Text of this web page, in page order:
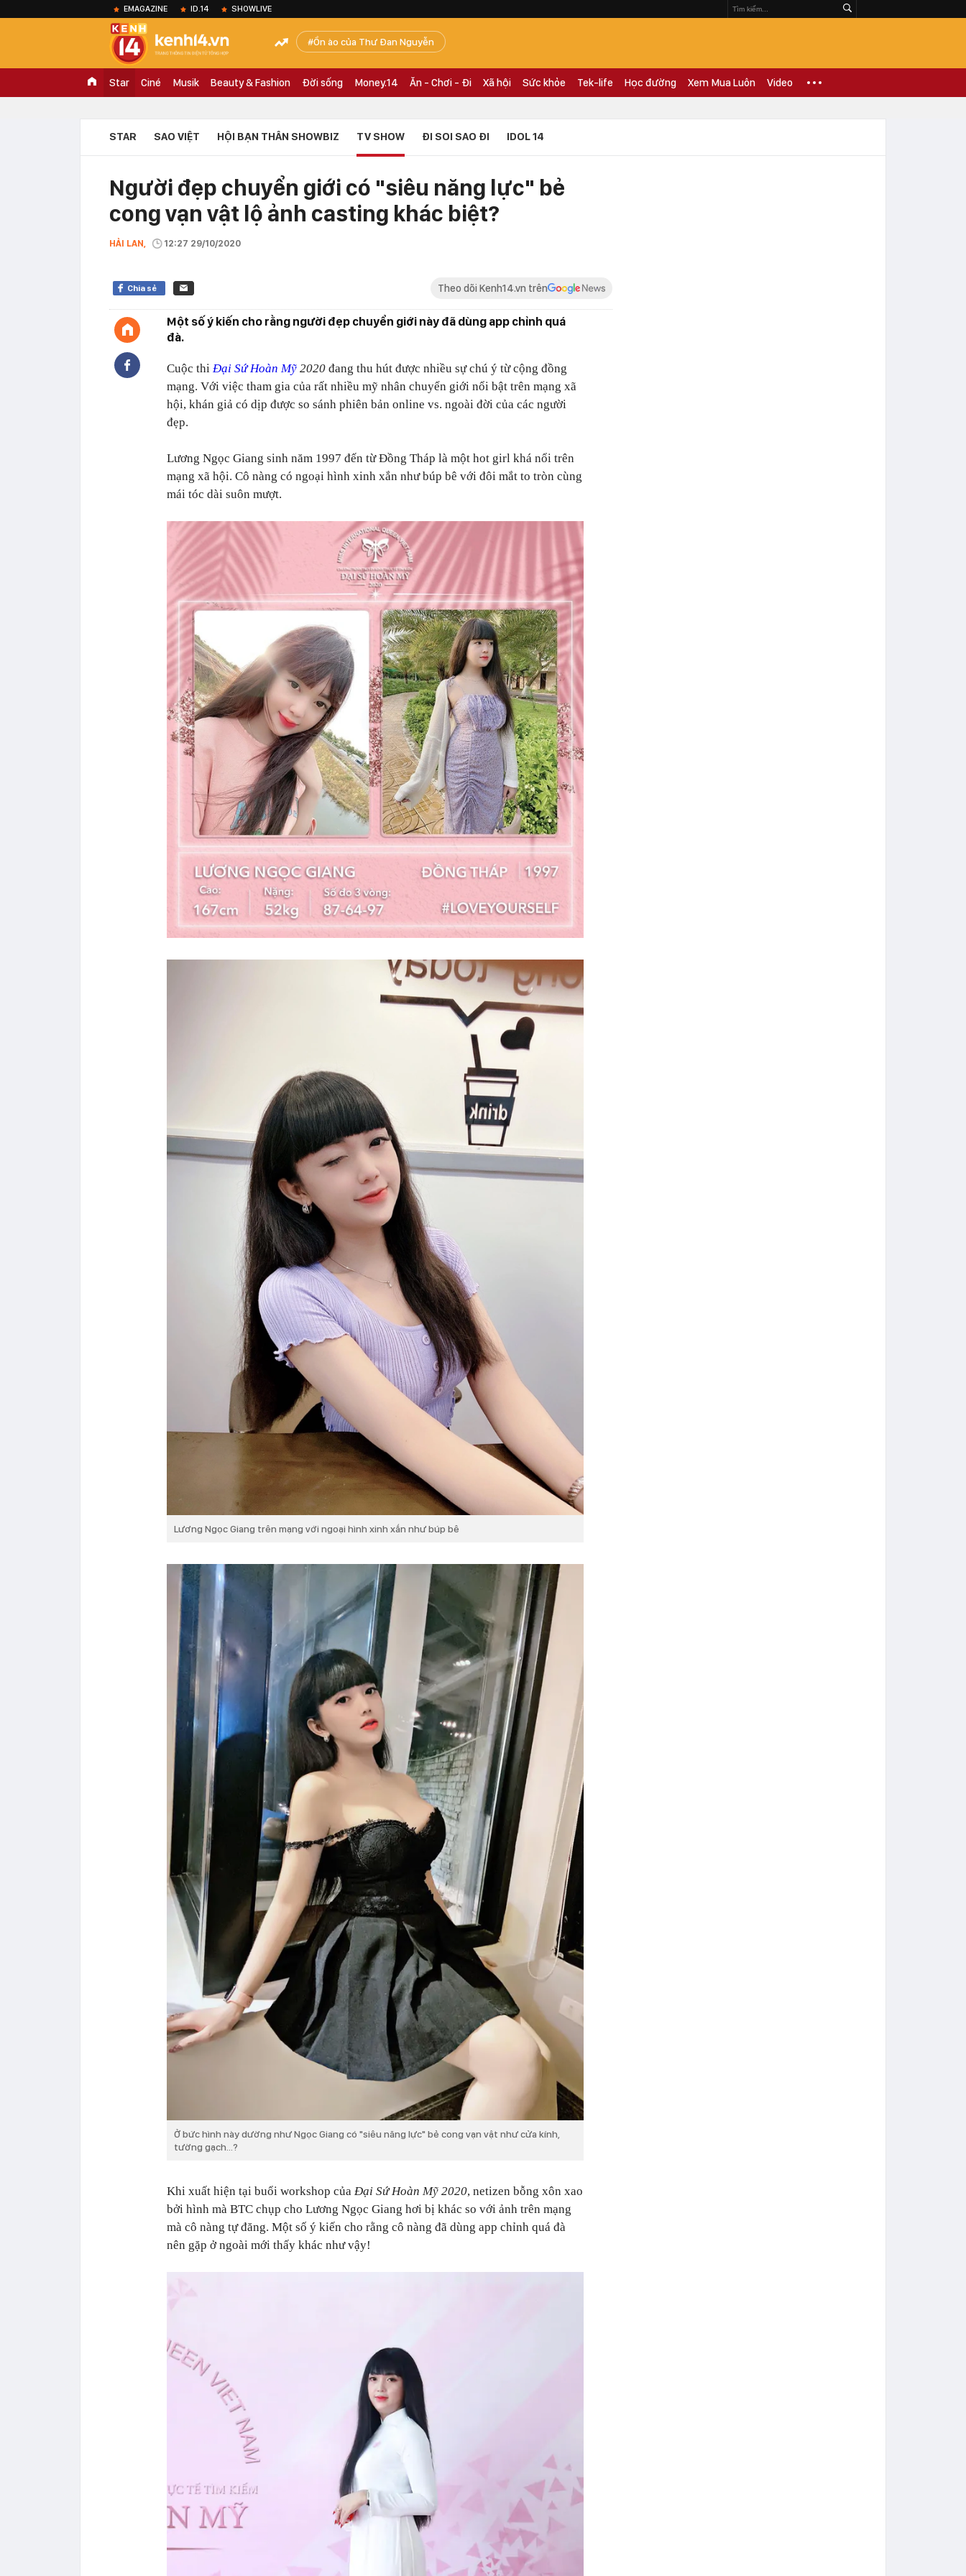
EMAGAZINE ID.14 SHOWLIVE
Ồn ào của Thư Đan Nguyễn
Star Ciné Musik Beauty & Fashion Đời sống Money.14 Ăn - Chơi - Đi Xã hội Sức khỏe Tek-life Học đường Xem Mua Luôn Video
STAR SAO VIỆT HỘI BẠN THÂN SHOWBIZ TV SHOW ĐI SOI SAO ĐI IDOL 14
Người đẹp chuyển giới có "siêu năng lực" bẻ
cong vạn vật lộ ảnh casting khác biệt?
HẢI LAN, 12:27 29/10/2020
Chia sẻ Theo dõi Kenh14.vn trên
Một số ý kiến cho rằng người đẹp chuyển giới này đã dùng app chỉnh quá
đà.
Cuộc thi Đại Sứ Hoàn Mỹ 2020 đang thu hút được nhiều sự chú ý từ cộng đồng
mạng. Với việc tham gia của rất nhiều mỹ nhân chuyển giới nổi bật trên mạng xã
hội, khán giả có dịp được so sánh phiên bản online vs. ngoài đời của các người
đẹp.
Lương Ngọc Giang sinh năm 1997 đến từ Đồng Tháp là một hot girl khá nổi trên
mạng xã hội. Cô nàng có ngoại hình xinh xắn như búp bê với đôi mắt to tròn cùng
mái tóc dài suôn mượt.
Lương Ngọc Giang trên mạng với ngoại hình xinh xắn như búp bê
Ở bức hình này dường như Ngọc Giang có "siêu năng lực" bẻ cong vạn vật như cửa kính,
tường gạch...?
Khi xuất hiện tại buổi workshop của Đại Sứ Hoàn Mỹ 2020, netizen bỗng xôn xao
bởi hình mà BTC chụp cho Lương Ngọc Giang hơi bị khác so với ảnh trên mạng
mà cô nàng tự đăng. Một số ý kiến cho rằng cô nàng đã dùng app chỉnh quá đà
nên gặp ở ngoài mới thấy khác như vậy!